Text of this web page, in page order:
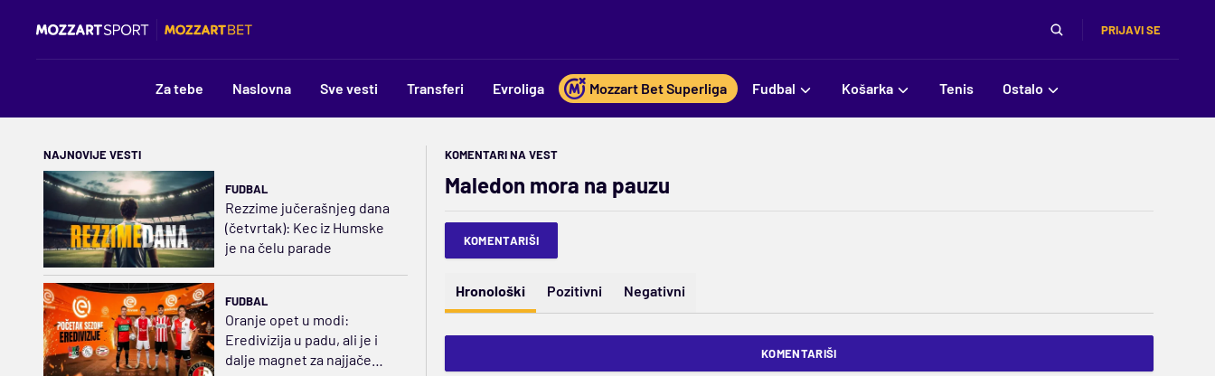
PRIJAVI SE
Za tebe Naslovna Sve vesti Transferi Evroliga Mozzart Bet Superliga Fudbal Košarka Tenis Ostalo
NAJNOVIJE VESTI
FUDBAL
Rezzime jučerašnjeg dana
(četvrtak): Kec iz Humske
je na čelu parade
FUDBAL
Oranje opet u modi:
Eredivizija u padu, ali je i
dalje magnet za najjače
KOMENTARI NA VEST
Maledon mora na pauzu
KOMENTARIŠI
Hronološki Pozitivni Negativni
KOMENTARIŠI